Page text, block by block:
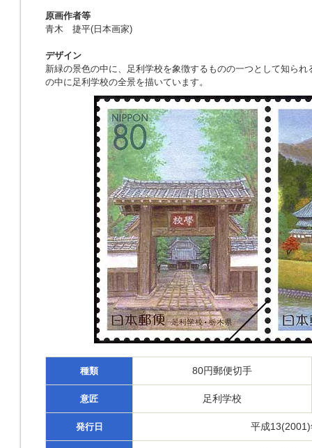
原画作者等
青木 捷平(日本画家)
デザイン
新緑の景色の中に、足利学校を象徴するものの一つとして知ら
の中に足利学校の全景を描いています。
種類 80円郵便切手
意匠 足利学校
発行日 平成